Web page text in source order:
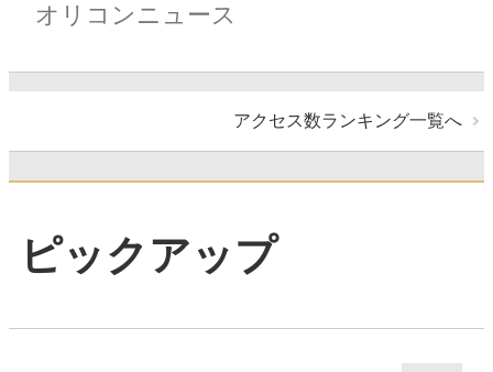
オリコンニュース
アクセス数ランキング一覧へ
ピックアップ